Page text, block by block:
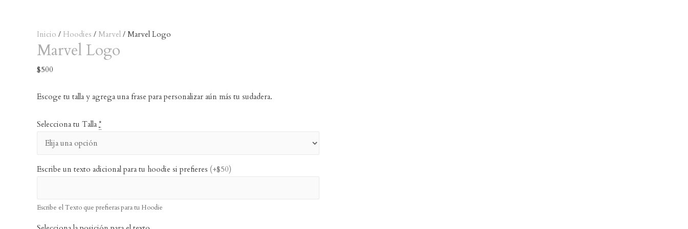
Inicio / Hoodies / Marvel / Marvel Logo
Marvel Logo
$500
Escoge tu talla y agrega una frase para personalizar aún más tu sudadera.
Selecciona tu Talla *
Escribe un texto adicional para tu hoodie si prefieres (+$50)
Escribe el Texto que prefieras para tu Hoodie